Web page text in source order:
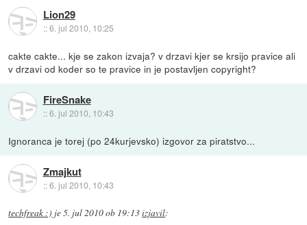
Lion29
::6. jul 2010, 10:25
cakte cakte... kje se zakon izvaja? v drzavi kjer se krsijo pravice ali
v drzavi od koder so te pravice in je postavljen copyright?
FireSnake
::6. jul 2010, 10:43
Ignoranca je torej (po 24kurjevsko) izgovor za piratstvo...
Zmajkut
::6. jul 2010, 10:43
techfreak :) je5. jul 2010 ob 19:13izjavil: